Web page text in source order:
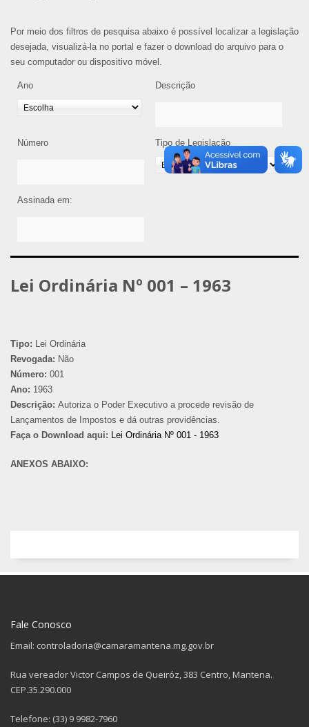
Por meio dos filtros de pesquisa abaixo é possível localizar a legislação
desejada, visualizá-la no portal e fazer o download do arquivo para o
seu computador ou dispositivo móvel.
Ano Descrição
Número Tipo de Legislação
Assinada em:
Lei Ordinária Nº 001 – 1963
Tipo: Lei Ordinária
Revogada: Não
Número: 001
Ano: 1963
Descrição: Autoriza o Poder Executivo a procede revisão de
Lançamentos de Impostos e dá outras providências.
Faça o Download aqui: Lei Ordinária Nº 001 - 1963
ANEXOS ABAIXO:
Fale Conosco
Email: controladoria@camaramantena.mg.gov.br
Rua vereador Victor Campos de Queiróz, 383 Centro, Mantena.
CEP.35.290.000
Telefone: (33) 9 9982-7960